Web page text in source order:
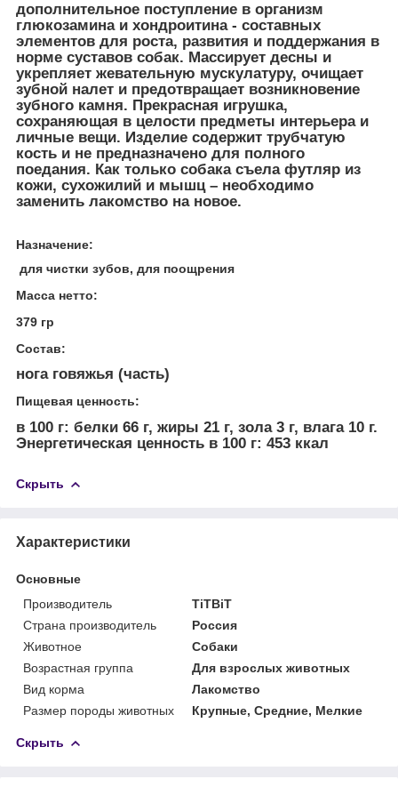
дополнительное поступление в организм
глюкозамина и хондроитина - составных
элементов для роста, развития и поддержания в
норме суставов собак. Массирует десны и
укрепляет жевательную мускулатуру, очищает
зубной налет и предотвращает возникновение
зубного камня. Прекрасная игрушка,
сохраняющая в целости предметы интерьера и
личные вещи. Изделие содержит трубчатую
кость и не предназначено для полного
поедания. Как только собака съела футляр из
кожи, сухожилий и мышц – необходимо
заменить лакомство на новое.
Назначение:
для чистки зубов, для поощрения
Масса нетто:
379 гр
Состав:
нога говяжья (часть)
Пищевая ценность:
в 100 г: белки 66 г, жиры 21 г, зола 3 г, влага 10 г.
Энергетическая ценность в 100 г: 453 ккал
Скрыть
Характеристики
Основные
Производитель
TiTBiT
Страна производитель
Россия
Животное
Собаки
Возрастная группа
Для взрослых животных
Вид корма
Лакомство
Размер породы животных
Крупные, Средние, Мелкие
Скрыть